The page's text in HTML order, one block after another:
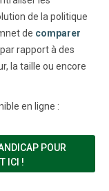
de la politique
de comparer
rapport à des
la taille ou encore
en ligne :
POUR
ICI !